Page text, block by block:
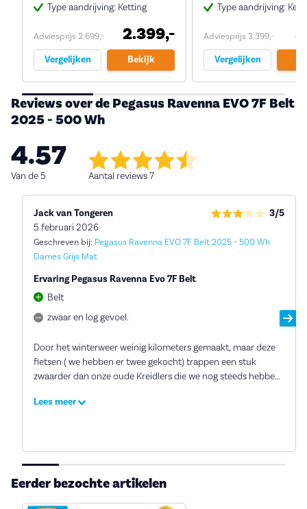
Type aandrijving: Ketting
Adviesprijs 2.699,- 2.399,-
Vergelijken Bekijk
Type aandrijving:
Adviesprijs 3.399,-
Vergelijken
Reviews over de Pegasus Ravenna EVO 7F Belt
2025 - 500 Wh
4.57
Van de 5 Aantal reviews 7
Jack van Tongeren
5 februari 2026
3/5
Geschreven bij: Pegasus Ravenna EVO 7F Belt 2025 - 500 Wh
Dames Grijs Mat
Ervaring Pegasus Ravenna Evo 7F Belt
Belt
zwaar en log gevoel.
Door het winterweer weinig kilometers gemaakt, maar deze
fietsen ( we hebben er twee gekocht) trappen een stuk
zwaarder dan onze oude Kreidlers die we nog steeds hebben
Lees meer
Eerder bezochte artikelen